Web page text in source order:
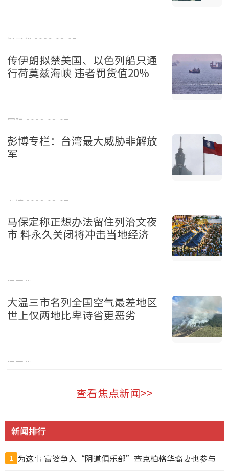
温哥华 2026-08-07
传伊朗拟禁美国、以色列船只通
行荷莫兹海峡 违者罚货值20%
国际 2026-08-07
彭博专栏：台湾最大威胁非解放
军
台湾 2026-08-07
马保定称正想办法留住列治文夜
市 料永久关闭将冲击当地经济
温哥华 2026-08-07
大温三市名列全国空气最差地区
世上仅两地比卑诗省更恶劣
温哥华 2026-08-07
查看焦点新闻>>
新闻排行
1 为这事 富婆争入“阴道俱乐部”查克柏格华裔妻也参与